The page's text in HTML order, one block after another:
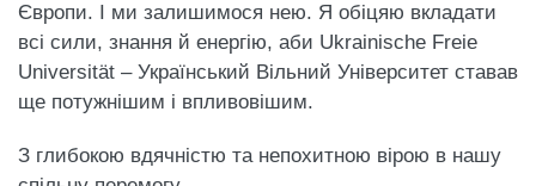
Європи. І ми залишимося нею. Я обіцяю вкладати
всі сили, знання й енергію, аби Ukrainische Freie
Universität – Український Вільний Університет ставав
ще потужнішим і впливовішим.
З глибокою вдячністю та непохитною вірою в нашу